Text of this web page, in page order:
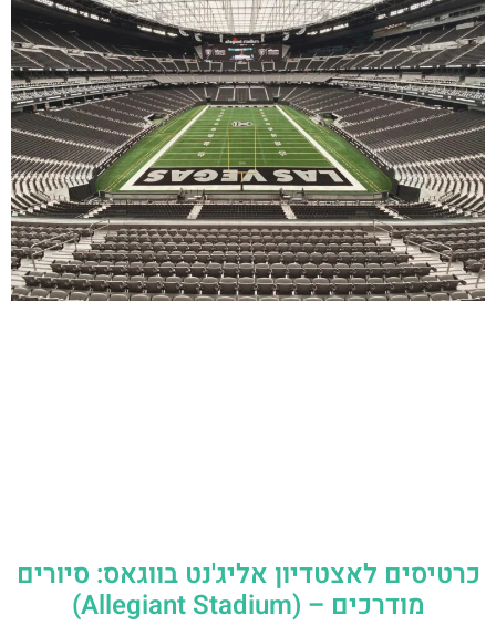
כרטיסים לאצטדיון אליג'נט בווגאס: סיורים
מודרכים – (Allegiant Stadium)